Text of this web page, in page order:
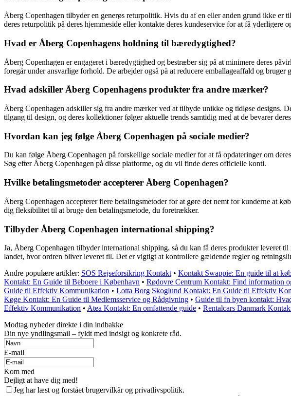
Åberg Copenhagen tilbyder en generøs returpolitik. Hvis du af en eller anden grund ikke er
deres returpolitik på deres hjemmeside eller kontakte deres kundeservice for at få yderligere
Hvad er Åberg Copenhagens holdning til bæredygtighed?
Åberg Copenhagen er engageret i bæredygtighed og bestræber sig på at minimere deres
foregår under ansvarlige forhold. De arbejder også på at reducere emballageaffald og
Hvad adskiller Åberg Copenhagens produkter fra andre mærker?
Åberg Copenhagen adskiller sig fra andre mærker ved at tilbyde unikke og tidløse designs.
tilgang til design, og deres kollektioner følger aktuelle trends samtidig med at de bevarer
Hvordan kan jeg følge Åberg Copenhagen på sociale medier?
Du kan følge Åberg Copenhagen på forskellige sociale medier for at få opdateringer om
Søg efter Åberg Copenhagen på disse platforme, og du vil finde deres officielle konti.
Hvilke betalingsmetoder accepterer Åberg Copenhagen?
Åberg Copenhagen accepterer flere betalingsmetoder for at gøre det nemt for kunderne at
dig fleksibilitet til at bruge den betalingsmetode, du foretrækker.
Tilbyder Åberg Copenhagen international shipping?
Ja, Åberg Copenhagen tilbyder international shipping, så du kan få deres produkter
landet, hvor ordren bliver leveret til. Det er vigtigt at kontrollere gældende regler og
Andre populære artikler: SOS Rejseforsikring Kontakt • Kontakt Swappie: En guide til at
Kontakt: En Guide til Beboere i København • Rødovre Centrum Kontakt: Find information
Guide til Effektiv Kommunikation • Lotta Borg Skoglund Kontakt: En Guide til Effektiv
Køge Kontakt: En Guide til Medlemsservice og Rådgivning • Guide til fn byen kontakt:
Effektiv Kommunikation • Atea Kontakt: En omfattende guide • Rentalcars Danmark
Modtag nyheder direkte i din indbakke
Din nye yndlingsmail – fyldt med indsigt og konkrete råd.
E-mail
Kom med
Dejligt at have dig med!
Jeg har læst og forstået brugervilkår og privatlivspolitik.